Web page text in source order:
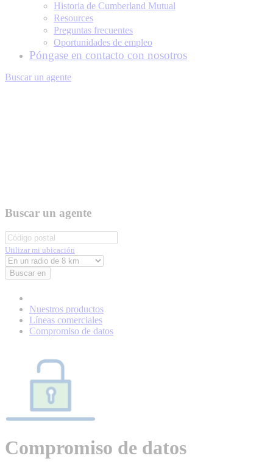
Historia de Cumberland Mutual
Resources
Preguntas frecuentes
Oportunidades de empleo
Póngase en contacto con nosotros
Buscar un agente
Buscar un agente
Utilizar mi ubicación
Buscar en
Nuestros productos
Líneas comerciales
Compromiso de datos
Compromiso de datos